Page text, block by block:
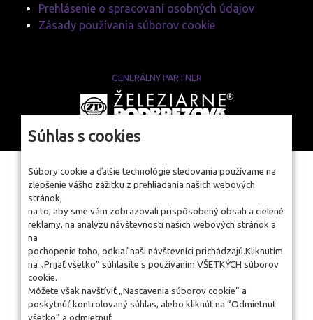
Prehlásenie o spracovaní osobných údajov
Zásady používania súborov cookie
GENERÁLNY PARTNER
www.zelpo.sk
Súhlas s cookies
Súbory cookie a ďalšie technológie sledovania používame na
zlepšenie vášho zážitku z prehliadania našich webových
stránok,
na to, aby sme vám zobrazovali prispôsobený obsah a cielené
reklamy, na analýzu návštevnosti našich webových stránok a
na
pochopenie toho, odkiaľ naši návštevníci prichádzajú.Kliknutím
na „Prijať všetko” súhlasíte s používaním VŠETKÝCH súborov
cookie.
Môžete však navštíviť „Nastavenia súborov cookie” a
poskytnúť kontrolovaný súhlas, alebo kliknúť na “Odmietnuť
všetko” a odmietnuť